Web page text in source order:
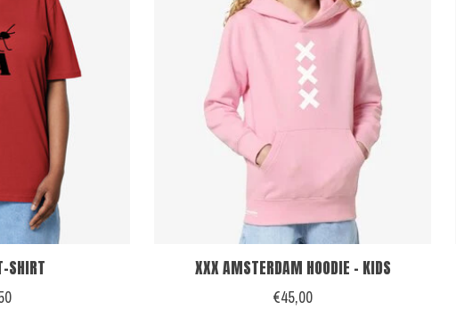
SHIRT XXX AMSTERDAM HOODIE - KIDS
€45,00